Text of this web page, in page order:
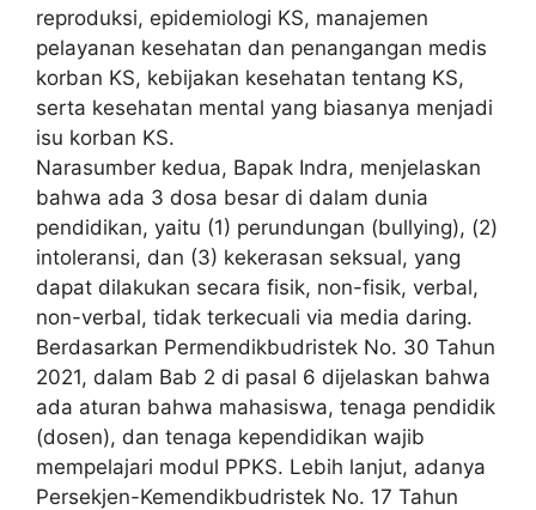
reproduksi, epidemiologi KS, manajemen
pelayanan kesehatan dan penangangan medis
korban KS, kebijakan kesehatan tentang KS,
serta kesehatan mental yang biasanya menjadi
isu korban KS.
Narasumber kedua, Bapak Indra, menjelaskan
bahwa ada 3 dosa besar di dalam dunia
pendidikan, yaitu (1) perundungan (bullying), (2)
intoleransi, dan (3) kekerasan seksual, yang
dapat dilakukan secara fisik, non-fisik, verbal,
non-verbal, tidak terkecuali via media daring.
Berdasarkan Permendikbudristek No. 30 Tahun
2021, dalam Bab 2 di pasal 6 dijelaskan bahwa
ada aturan bahwa mahasiswa, tenaga pendidik
(dosen), dan tenaga kependidikan wajib
mempelajari modul PPKS. Lebih lanjut, adanya
Persekjen-Kemendikbudristek No. 17 Tahun